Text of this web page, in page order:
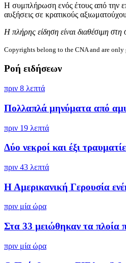
H συμπλήρωση ενός έτους από την
αυξήσεις σε κρατικούς
Η πλήρης είδηση είναι διαθέσιμη
Copyrights belong to the CNA and are only
Ροή ειδήσεων
πριν 8 λεπτά
Πολλαπλά μηνύματα από
πριν 19 λεπτά
Δύο νεκροί και έξι
πριν 43 λεπτά
Η Αμερικανική Γερουσία
πριν μία ώρα
Στα 33 μειώθηκαν τα πλοία
πριν μία ώρα